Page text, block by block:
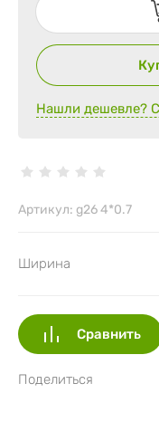
Нашли дешевле?
Артикул: g26 4*0.7
Ширина
Сравнить
Поделиться